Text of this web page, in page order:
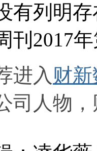
有列明
刊2017
入 财
司人物